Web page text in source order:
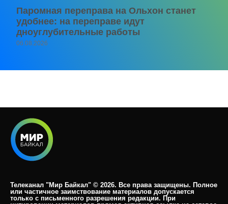
Паромная переправа на Ольхон станет
удобнее: на переправе идут
дноуглубительные работы
06.08.2026
Телеканал "Мир Байкал" © 2026. Все права защищены. Полное
или частичное заимствование материалов допускается
только с письменного разрешения редакции. При